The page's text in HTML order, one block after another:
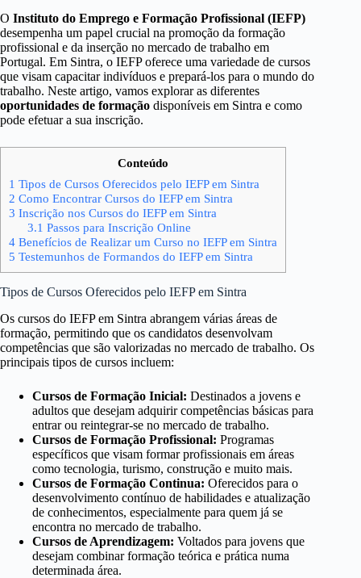
O Instituto do Emprego e Formação Profissional (IEFP)
desempenha um papel crucial na promoção da formação
profissional e da inserção no mercado de trabalho em
Portugal. Em Sintra, o IEFP oferece uma variedade de cursos
que visam capacitar indivíduos e prepará-los para o mundo do
trabalho. Neste artigo, vamos explorar as diferentes
oportunidades de formação disponíveis em Sintra e como
pode efetuar a sua inscrição.
Conteúdo
1 Tipos de Cursos Oferecidos pelo IEFP em Sintra
2 Como Encontrar Cursos do IEFP em Sintra
3 Inscrição nos Cursos do IEFP em Sintra
3.1 Passos para Inscrição Online
4 Benefícios de Realizar um Curso no IEFP em Sintra
5 Testemunhos de Formandos do IEFP em Sintra
Tipos de Cursos Oferecidos pelo IEFP em Sintra
Os cursos do IEFP em Sintra abrangem várias áreas de
formação, permitindo que os candidatos desenvolvam
competências que são valorizadas no mercado de trabalho. Os
principais tipos de cursos incluem:
Cursos de Formação Inicial: Destinados a jovens e
adultos que desejam adquirir competências básicas para
entrar ou reintegrar-se no mercado de trabalho.
Cursos de Formação Profissional: Programas
específicos que visam formar profissionais em áreas
como tecnologia, turismo, construção e muito mais.
Cursos de Formação Continua: Oferecidos para o
desenvolvimento contínuo de habilidades e atualização
de conhecimentos, especialmente para quem já se
encontra no mercado de trabalho.
Cursos de Aprendizagem: Voltados para jovens que
desejam combinar formação teórica e prática numa
determinada área.